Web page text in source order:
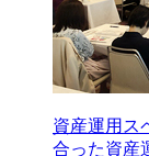
資産運用ス
合った資産